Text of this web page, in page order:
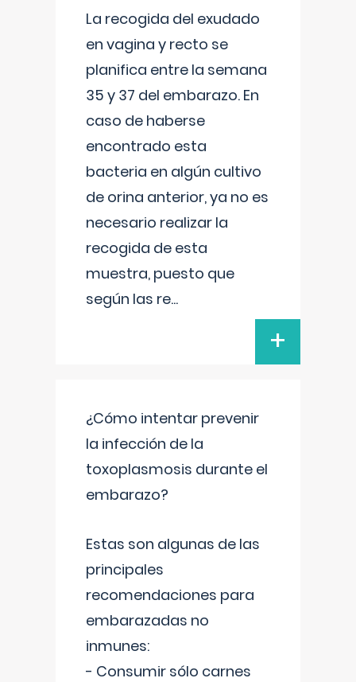
La recogida del exudado
en vagina y recto se
planifica entre la semana
35 y 37 del embarazo. En
caso de haberse
encontrado esta
bacteria en algún cultivo
de orina anterior, ya no es
necesario realizar la
recogida de esta
muestra, puesto que
según las re...
+
¿Cómo intentar prevenir
la infección de la
toxoplasmosis durante el
embarazo?
Estas son algunas de las
principales
recomendaciones para
embarazadas no
inmunes:
- Consumir sólo carnes